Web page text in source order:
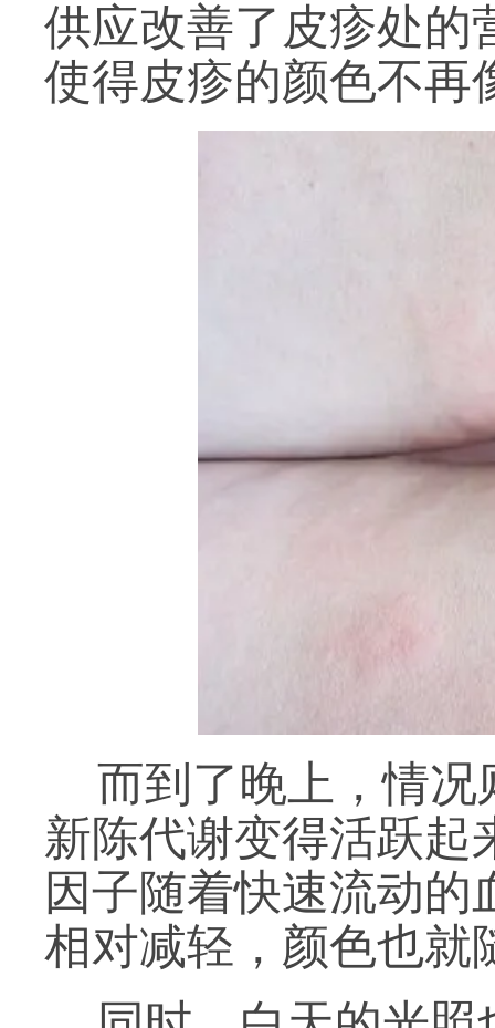
供应改善了皮疹处的
使得皮疹的颜色不再
而到了晚上，情
新陈代谢变得活跃起
因子随着快速流动
相对减轻，颜色也就